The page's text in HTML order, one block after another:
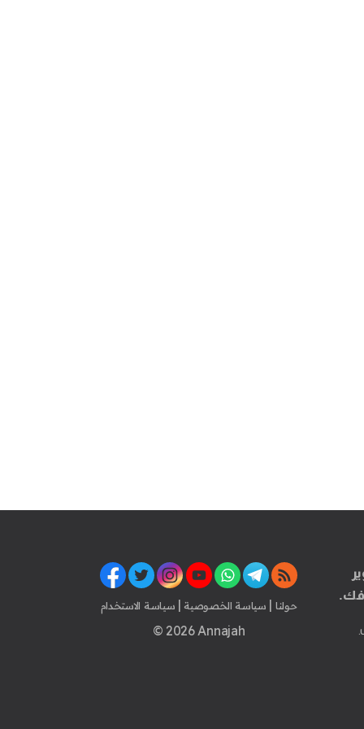
حولنا | سياسة الخصوصية | سياسة الاستخدام
© 2026 Annajah